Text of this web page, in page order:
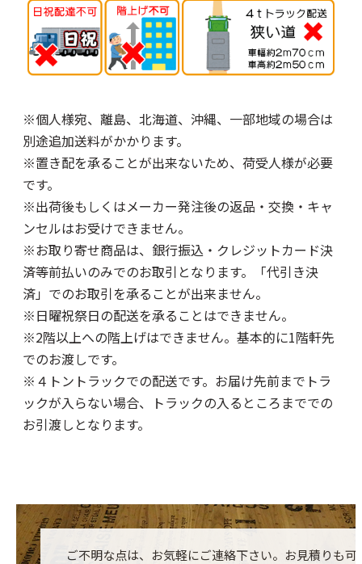
※個人様宛、離島、北海道、沖縄、一部地域の場合は
別途追加送料がかかります。
※置き配を承ることが出来ないため、荷受人様が必要
です。
※出荷後もしくはメーカー発注後の返品・交換・キャ
ンセルはお受けできません。
※お取り寄せ商品は、銀行振込・クレジットカード決
済等前払いのみでのお取引となります。「代引き決
済」でのお取引を承ることが出来ません。
※日曜祝祭日の配送を承ることはできません。
※2階以上への階上げはできません。基本的に1階軒先
でのお渡しです。
※４トントラックでの配送です。お届け先前までトラ
ックが入らない場合、トラックの入るところまででの
お引渡しとなります。
ご不明な点は、お気軽にご連絡下さい。お見積りも可